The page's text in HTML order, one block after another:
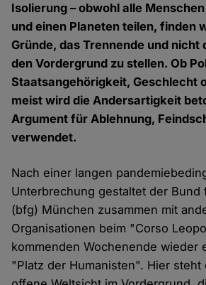
Isolierung – obwohl alle
und einen Planeten teilen, finden
Gründe, das Trennende und nicht
den Vordergrund zu stellen. Ob
Staatsangehörigkeit, Geschlecht
meist wird die Andersartigkeit
Argument für Ablehnung,
verwendet.
Nach einer langen
Unterbrechung gestaltet der
(bfg) München zusammen mit
Organisationen beim "Corso
kommenden Wochenende wieder
"Platz der Humanisten". Hier steht